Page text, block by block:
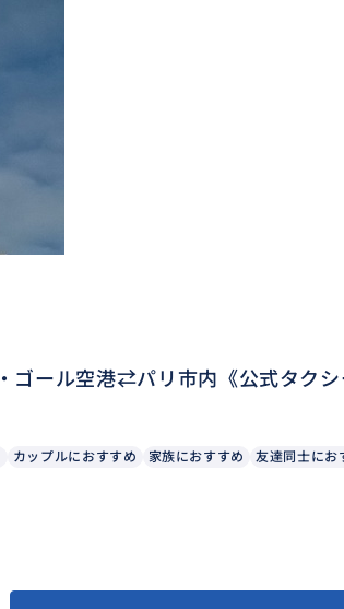
ゴール空港⇄パリ市内《公式タク
カップルにおすすめ 家族におすすめ 友達同士にお